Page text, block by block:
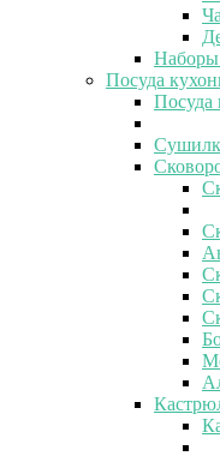
Наборы
Посуда
Посуда